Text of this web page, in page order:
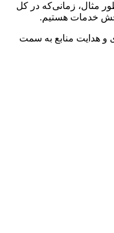
مثال، زمانی‌که در کل
سیاست‌های توسعه‌ای و هدایت منابع به سمت